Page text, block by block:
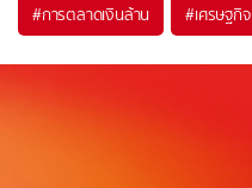
#การตลาดเงินล้าน #เศรษฐกิจ